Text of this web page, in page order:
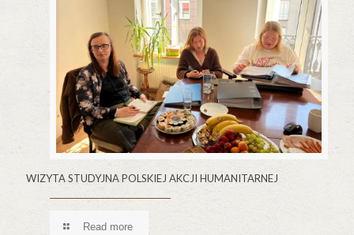
WIZYTA STUDYJNA POLSKIEJ AKCJI HUMANITARNEJ
Read more